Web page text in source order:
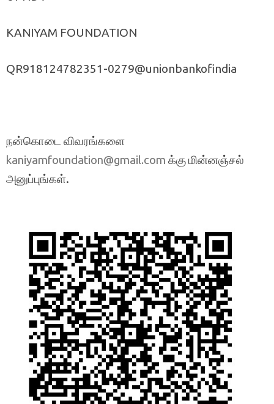
KANIYAM FOUNDATION
QR918124782351-0279@unionbankofindia
நன்கொடை விவரங்களை
kaniyamfoundation@gmail.com க்கு மின்னஞ்சல்
அனுப்புங்கள்.